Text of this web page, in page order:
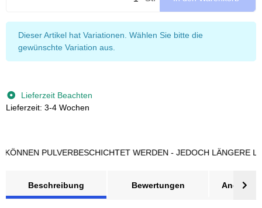
x
Dieser Artikel hat Variationen. Wählen Sie bitte die
gewünschte Variation aus.
Lieferzeit Beachten
Lieferzeit: 3-4 Wochen
PULVERBESCHICHTET WERDEN - JEDOCH LÄNGERE
Beschreibung Bewertungen Angebot